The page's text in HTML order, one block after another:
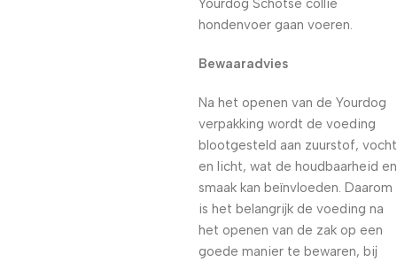
Yourdog Schotse collie
hondenvoer gaan voeren.
Bewaaradvies
Na het openen van de Yourdog
verpakking wordt de voeding
blootgesteld aan zuurstof, vocht
en licht, wat de houdbaarheid en
smaak kan beïnvloeden. Daarom
is het belangrijk de voeding na
het openen van de zak op een
goede manier te bewaren, bij